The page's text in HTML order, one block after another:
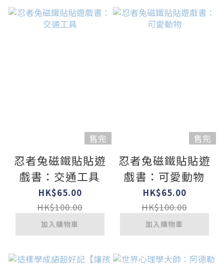
售完
忍者兔磁鐵貼貼遊
戲書：交通工具
HK$65.00
HK$100.00
加入購物車
售完
忍者兔磁鐵貼貼遊
戲書：可愛動物
HK$65.00
HK$100.00
加入購物車